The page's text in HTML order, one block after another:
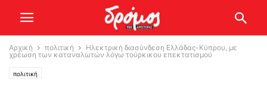
Αρχική πολιτική
Ηλεκτρική διασύνδεση Ελλάδας-Κύπρου, με
χρέωση των καταναλωτών λόγω τούρκικου επεκτατισμού
πολιτική